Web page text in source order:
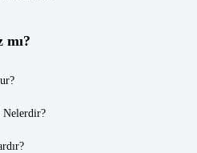
mı?
Nelerdir?